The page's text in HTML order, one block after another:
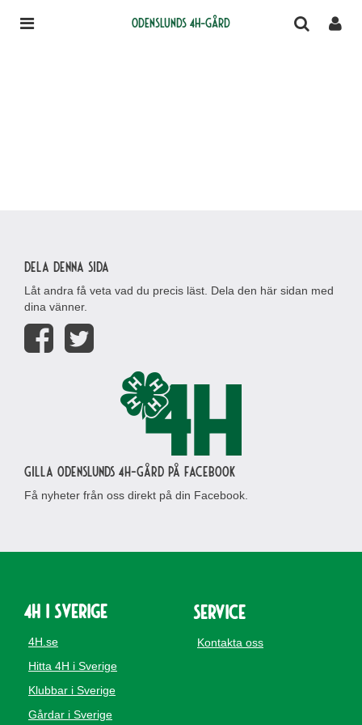
Odenslunds 4H-gård
Dela denna sida
Låt andra få veta vad du precis läst. Dela den här sidan med
dina vänner.
Gilla Odenslunds 4H-gård på Facebook
Få nyheter från oss direkt på din Facebook.
4H i Sverige
4H.se
Hitta 4H i Sverige
Klubbar i Sverige
Gårdar i Sverige
Service
Kontakta oss